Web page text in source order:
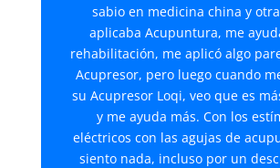
sabio en medicina china y
aplicaba Acupuntura, me
rehabilitación, me aplicó algo
Acupresor, pero luego cuando
su Acupresor Loqi, veo que es
y me ayuda más. Con los
eléctricos con las agujas de
siento nada, incluso por un